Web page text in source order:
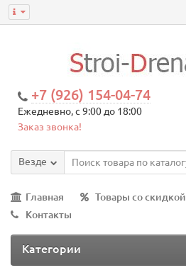
+7 (926) 154-04-74
Ежедневно, с 9:00 до 18:00
Заказ звонка!
Везде
Главная Товары со скидкой
Контакты
Категории